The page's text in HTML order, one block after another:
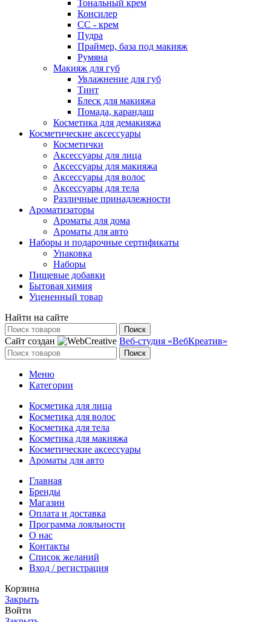
Тональный крем
Консилер
СС - крем
Пудра
Праймер, база под макияж
Румяна
Макияж для губ
Увлажнение для губ
Тинт
Блеск для макияжа
Помада, карандаш
Косметика для демакияжа
Косметические аксессуары
Косметички
Аксессуары для лица
Аксессуары для макияжа
Аксессуары для волос
Аксессуары для тела
Различные принадлежности
Ароматизаторы
Ароматы для дома
Ароматы для авто
Наборы и подарочные сертификаты
Упаковка
Наборы
Пищевые добавки
Бытовая химия
Уцененный товар
Найти на сайте
Поиск
Сайт создан Веб-студия «ВебКреатив»
Поиск
Меню
Категории
Косметика для лица
Косметика для волос
Косметика для тела
Косметика для макияжа
Косметические аксессуары
Ароматы для авто
Главная
Бренды
Магазин
Оплата и доставка
Программа лояльности
О нас
Контакты
Список желаний
Вход / регистрация
Корзина
Закрыть
Войти